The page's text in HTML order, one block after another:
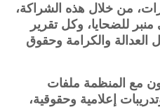
من خلال هذه الشراكة،
للضحايا، وكل تقرير
والكرامة وحقوق
مع المنظمة ملفات
إعلامية وحقوقية،